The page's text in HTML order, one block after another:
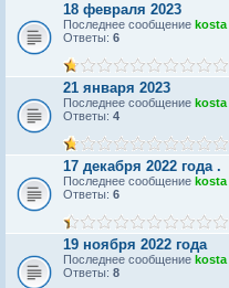
18 февраля 2023
Последнее сообщение kosta
Ответы: 6
21 января 2023
Последнее сообщение kosta
Ответы: 4
17 декабря 2022 года .
Последнее сообщение kosta
Ответы: 6
19 ноября 2022 года
Последнее сообщение kosta
Ответы: 8